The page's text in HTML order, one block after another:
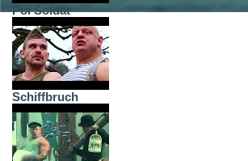
Poi Soldat
Schiffbruch